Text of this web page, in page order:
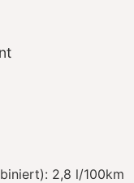
2,8 l/100km